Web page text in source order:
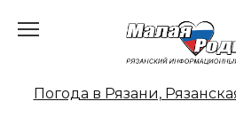
Погода в Рязани,